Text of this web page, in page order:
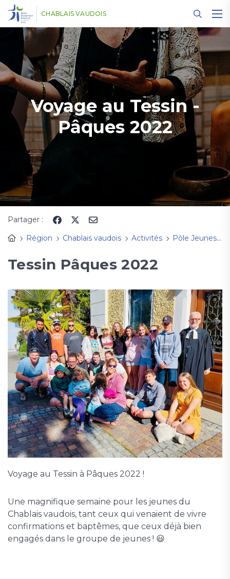
CHABLAIS VAUDOIS
Voyage au Tessin -
Pâques 2022
Partager :
Région
Chablais vaudois Activités Pôle Jeunesse
Tessin Pâques 2022
Voyage au Tessin à Pâques 2022 !
Une magnifique semaine pour les jeunes du
Chablais vaudois, tant ceux qui venaient de vivre
confirmations et baptêmes, que ceux déjà bien
engagés dans le groupe de jeunes ! 😃
Panneau de gestion des cookies